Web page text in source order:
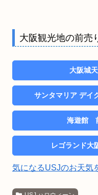
大阪観光地の前売
大阪城
サンタマリア デイ
海遊館
レゴランド大
気になるUSJのお天気